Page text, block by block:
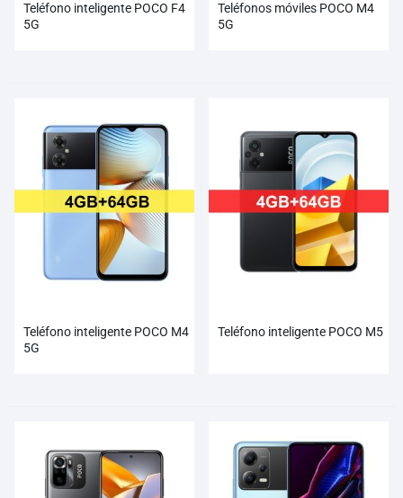
Teléfono inteligente POCO F4
5G
Teléfonos móviles POCO M4
5G
Teléfono inteligente POCO M4
5G
Teléfono inteligente POCO M5